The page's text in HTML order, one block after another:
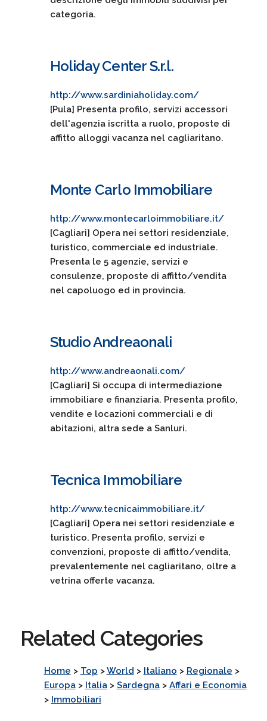
categoria.
Holiday Center S.r.l.
http://www.sardiniaholiday.com/
[Pula] Presenta profilo, servizi accessori
dell'agenzia iscritta a ruolo, proposte di
affitto alloggi vacanza nel cagliaritano.
Monte Carlo Immobiliare
http://www.montecarloimmobiliare.it/
[Cagliari] Opera nei settori residenziale,
turistico, commerciale ed industriale.
Presenta le 5 agenzie, servizi e
consulenze, proposte di affitto/vendita
nel capoluogo ed in provincia.
Studio Andreaonali
http://www.andreaonali.com/
[Cagliari] Si occupa di intermediazione
immobiliare e finanziaria. Presenta profilo,
vendite e locazioni commerciali e di
abitazioni, altra sede a Sanluri.
Tecnica Immobiliare
http://www.tecnicaimmobiliare.it/
[Cagliari] Opera nei settori residenziale e
turistico. Presenta profilo, servizi e
convenzioni, proposte di affitto/vendita,
prevalentemente nel cagliaritano, oltre a
vetrina offerte vacanza.
Related Categories
Home > Top >World > Italiano > Regionale >
Europa> Italia> Sardegna> Affari e Economia
> Immobiliari